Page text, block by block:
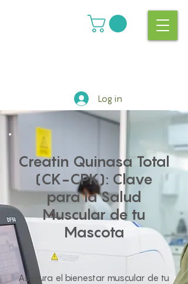
Log in
Creatin Quinasa Total
(CK-CPK): Clave
para la Salud
Muscular de tu
Mascota
Asegura el bienestar muscular de tu